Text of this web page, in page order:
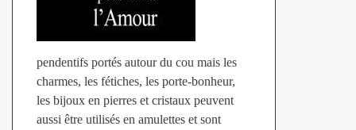
pendentifs portés autour du cou mais les
charmes, les fétiches, les porte-bonheur,
les bijoux en pierres et cristaux peuvent
aussi être utilisés en amulettes et sont